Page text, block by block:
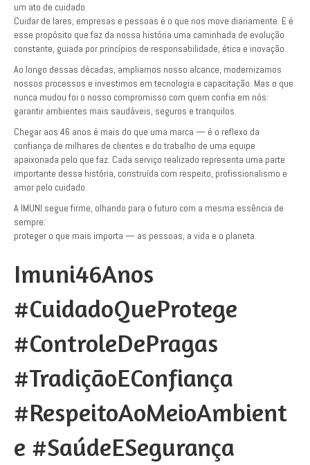
um ato de cuidado.
Cuidar de lares, empresas e pessoas é o que nos move diariamente. E é
esse propósito que faz da nossa história uma caminhada de evolução
constante, guiada por princípios de responsabilidade, ética e inovação.
Ao longo dessas décadas, ampliamos nosso alcance, modernizamos
nossos processos e investimos em tecnologia e capacitação. Mas o que
nunca mudou foi o nosso compromisso com quem confia em nós:
garantir ambientes mais saudáveis, seguros e tranquilos.
Chegar aos 46 anos é mais do que uma marca — é o reflexo da
confiança de milhares de clientes e do trabalho de uma equipe
apaixonada pelo que faz. Cada serviço realizado representa uma parte
importante dessa história, construída com respeito, profissionalismo e
amor pelo cuidado.
A IMUNI segue firme, olhando para o futuro com a mesma essência de
sempre:
proteger o que mais importa — as pessoas, a vida e o planeta.
Imuni46Anos
#CuidadoQueProtege
#ControleDePragas
#TradiçãoEConfiança
#RespeitoAoMeioAmbient
e #SaúdeESegurança